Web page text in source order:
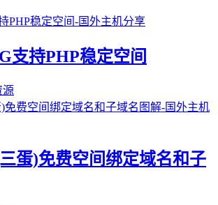
支持PHP稳定空间
源
蛋)免费空间绑定域名和子